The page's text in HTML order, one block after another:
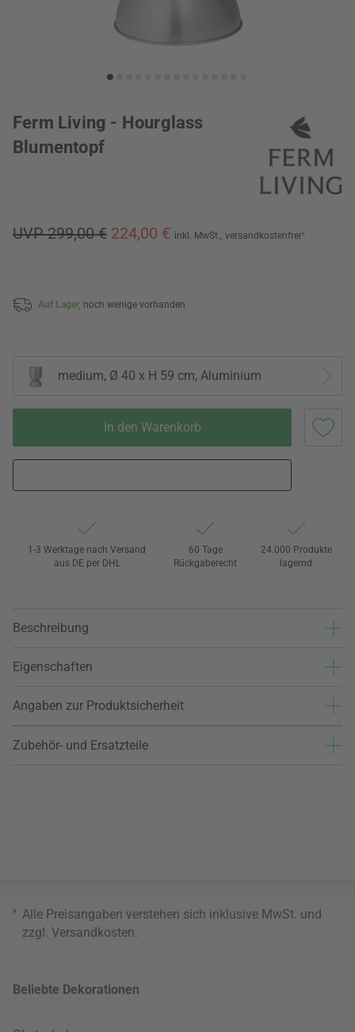
Ferm Living - Hourglass
Blumentopf
UVP 299,00 € 224,00 € inkl. MwSt., versandkostenfrei*
Auf Lager, noch wenige vorhanden
medium, Ø 40 x H 59 cm, Aluminium
In den Warenkorb
1-3 Werktage nach Versand
aus DE per DHL
60 Tage
Rückgaberecht
24.000 Produkte
lagernd
Beschreibung
Eigenschaften
Angaben zur Produktsicherheit
Zubehör- und Ersatzteile
* Alle Preisangaben verstehen sich inklusive MwSt. und
zzgl. Versandkosten
Beliebte Dekorationen